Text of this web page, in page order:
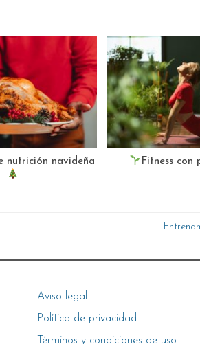
nutrición navideña Fitness con
Aviso legal
Política de privacidad
Términos y condiciones de uso